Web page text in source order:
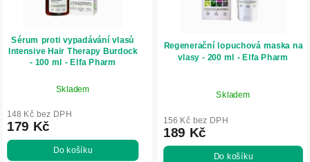
k
t
o
t
ů
Sérum proti vypadávání vlasů
Intensive Hair Therapy Burdock
- 100 ml - Elfa Pharm
Skladem
148 Kč bez DPH
179 Kč
Do košíku
Regenerační lopuchová maska na
vlasy - 200 ml - Elfa Pharm
Skladem
156 Kč bez DPH
189 Kč
Do košíku